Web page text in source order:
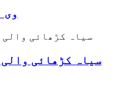
وی
سیاہ کڑھائی